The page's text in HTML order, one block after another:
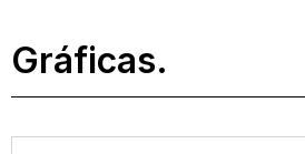
Gráficas.